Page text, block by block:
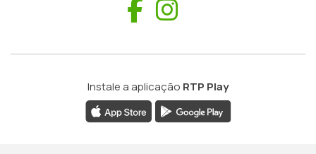
Facebook
Instale a aplicação RTP Play